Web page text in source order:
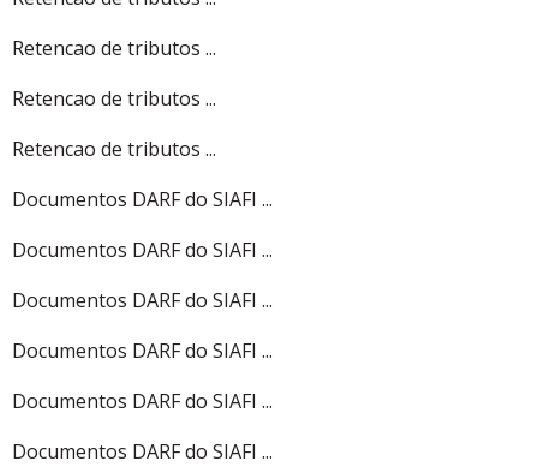
Retencao de tributos ...
Retencao de tributos ...
Retencao de tributos ...
Documentos DARF do SIAFI ...
Documentos DARF do SIAFI ...
Documentos DARF do SIAFI ...
Documentos DARF do SIAFI ...
Documentos DARF do SIAFI ...
Documentos DARF do SIAFI ...